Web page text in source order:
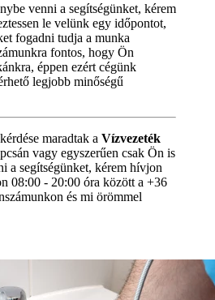
venni a segítségünket, kérem
le velünk egy időpontot,
fogadni tudja a munka
fontos, hogy Ön
éppen ezért cégünk
legjobb minőségű
maradtak a Vízvezeték
vagy egyszerűen csak Ön is
a segítségünket, kérem hívjon
08:00 - 20:00 óra között a +36
és mi örömmel